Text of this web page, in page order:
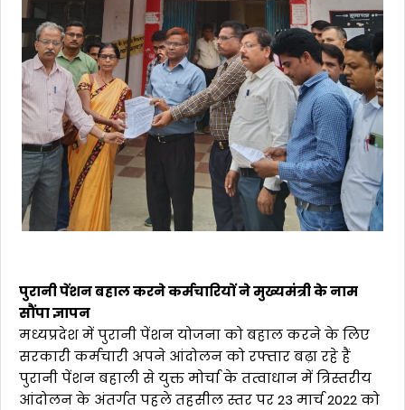
पुरानी पेंशन बहाल करने कर्मचारियों ने मुख्यमंत्री के नाम
सौंपा ज्ञापन
मध्यप्रदेश में पुरानी पेंशन योजना को बहाल करने के लिए
सरकारी कर्मचारी अपने आंदोलन को रफ्तार बढ़ा रहे हैं
पुरानी पेंशन बहाली से युक्त मोर्चा के तत्वाधान में त्रिस्तरीय
आंदोलन के अंतर्गत पहले तहसील स्तर पर 23 मार्च 2022 को